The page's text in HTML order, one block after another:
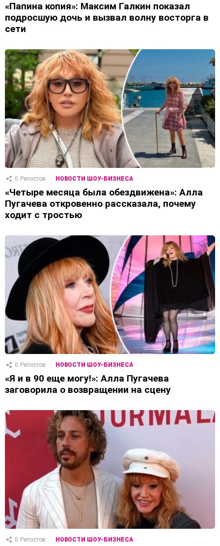
«Папина копия»: Максим Галкин показал
подросшую дочь и вызвал волну восторга в
сети
0 Репостов НОВОСТИ ШОУ-БИЗНЕСА
«Четыре месяца была обездвижена»: Алла
Пугачева откровенно рассказала, почему
ходит с тростью
0 Репостов НОВОСТИ ШОУ-БИЗНЕСА
«Я и в 90 еще могу!»: Алла Пугачева
заговорила о возвращении на сцену
0 Репостов НОВОСТИ ШОУ-БИЗНЕСА